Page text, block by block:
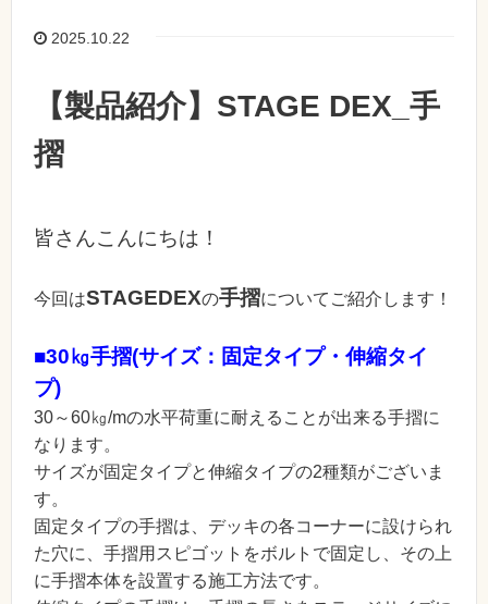
2025.10.22
【製品紹介】STAGE DEX_手
摺
皆さんこんにちは！
今回はSTAGEDEXの手摺についてご紹介します！
■30㎏手摺(サイズ：固定タイプ・伸縮タイ
プ)
30～60㎏/mの水平荷重に耐えることが出来る手摺に
なります。
サイズが固定タイプと伸縮タイプの2種類がございま
す。
固定タイプの手摺は、デッキの各コーナーに設けられ
た穴に、手摺用スピゴットをボルトで固定し、その上
に手摺本体を設置する施工方法です。